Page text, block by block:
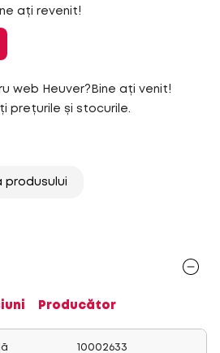
ați revenit!
web Heuver?Bine ați venit!
prețurile și stocurile.
produsului
Producător
10002633